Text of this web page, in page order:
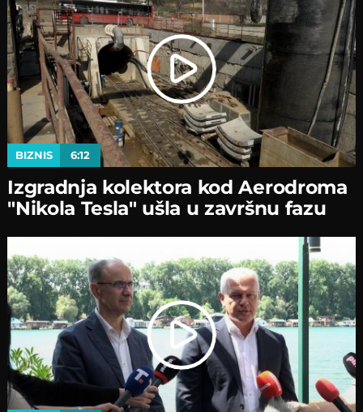
BIZNIS 6:12
Izgradnja kolektora kod Aerodroma
"Nikola Tesla" ušla u završnu fazu